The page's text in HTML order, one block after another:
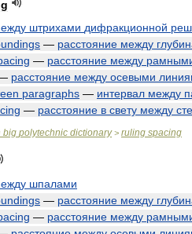
штрихами дифракционной
— расстояние между
— расстояние между
расстояние между осевыми
paragraphs — интервал между
— расстояние в свету между
big polytechnic dictionary> ruling spacing
шпалами
— расстояние между
— расстояние между